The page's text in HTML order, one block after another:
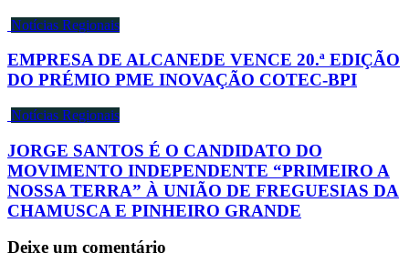
Notícias Regionais
EMPRESA DE ALCANEDE VENCE 20.ª EDIÇÃO
DO PRÉMIO PME INOVAÇÃO COTEC-BPI
Notícias Regionais
JORGE SANTOS É O CANDIDATO DO
MOVIMENTO INDEPENDENTE “PRIMEIRO A
NOSSA TERRA” À UNIÃO DE FREGUESIAS DA
CHAMUSCA E PINHEIRO GRANDE
Deixe um comentário